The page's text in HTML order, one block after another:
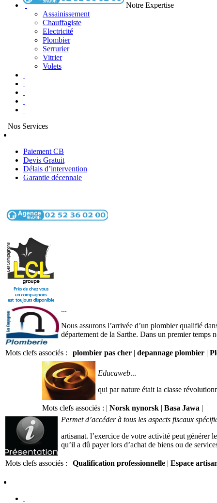
Notre Expertise
Assainissement
Chauffagiste
Electricité
Plombier
Serrurier
Vitrier
Volets
Nos Services
Paiement CB
Devis Gratuit
Délais d’intervention
Garantie décennale
...
Nous assurons l’arrivée d’un plombier qualifié
département de la Sarthe. Dans un premier
Mots clefs associés : | plombier pas cher | depannage plombier |
Educaweb...
qui par nature était la classe
Mots clefs associés : | Norsk nynorsk | Basa Jawa |
Permet d’accéder à tous les aspects fiscaux
artisanat. l’exercice de votre activité peut générer
qu’il a dû payer lors d’achat de biens ou de
Mots clefs associés : | Qualification professionnelle | Espace